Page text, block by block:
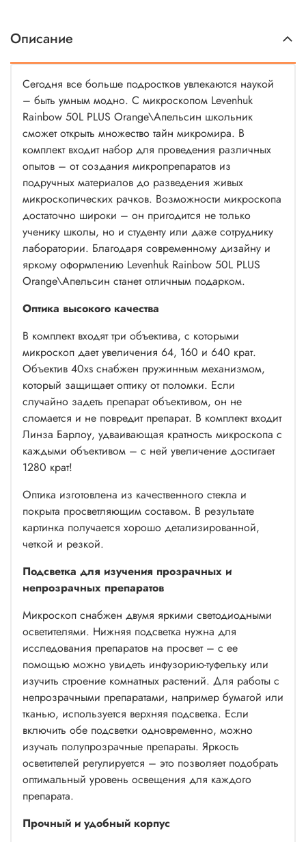
Описание
Сегодня все больше подростков увлекаются наукой
– быть умным модно. С микроскопом Levenhuk
Rainbow 50L PLUS Orange\Апельсин школьник
сможет открыть множество тайн микромира. В
комплект входит набор для проведения различных
опытов – от создания микропрепаратов из
подручных материалов до разведения живых
микроскопических рачков. Возможности микроскопа
достаточно широки – он пригодится не только
ученику школы, но и студенту или даже сотруднику
лаборатории. Благодаря современному дизайну и
яркому оформлению Levenhuk Rainbow 50L PLUS
Orange\Апельсин станет отличным подарком.
Оптика высокого качества
В комплект входят три объектива, с которыми
микроскоп дает увеличения 64, 160 и 640 крат.
Объектив 40xs снабжен пружинным механизмом,
который защищает оптику от поломки. Если
случайно задеть препарат объективом, он не
сломается и не повредит препарат. В комплект входит
Линза Барлоу, удваивающая кратность микроскопа с
каждыми объективом – с ней увеличение достигает
1280 крат!
Оптика изготовлена из качественного стекла и
покрыта просветляющим составом. В результате
картинка получается хорошо детализированной,
четкой и резкой.
Подсветка для изучения прозрачных и
непрозрачных препаратов
Микроскоп снабжен двумя яркими светодиодными
осветителями. Нижняя подсветка нужна для
исследования препаратов на просвет – с ее
помощью можно увидеть инфузорию-туфельку или
изучить строение комнатных растений. Для работы с
непрозрачными препаратами, например бумагой или
тканью, используется верхняя подсветка. Если
включить обе подсветки одновременно, можно
изучать полупрозрачные препараты. Яркость
осветителей регулируется – это позволяет подобрать
оптимальный уровень освещения для каждого
препарата.
Прочный и удобный корпус